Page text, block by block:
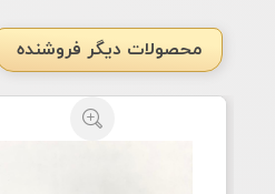
محصولات دیگر فروشنده